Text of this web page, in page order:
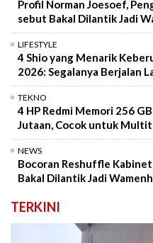
Profil Norman Joesoef,
sebut Bakal Dilantik Jadi
LIFESTYLE
4 Shio yang Menarik
2026: Segalanya Berjalan
TEKNO
4 HP Redmi Memori 256
Jutaan, Cocok untuk
NEWS
Bocoran Reshuffle
Bakal Dilantik Jadi
TERKINI